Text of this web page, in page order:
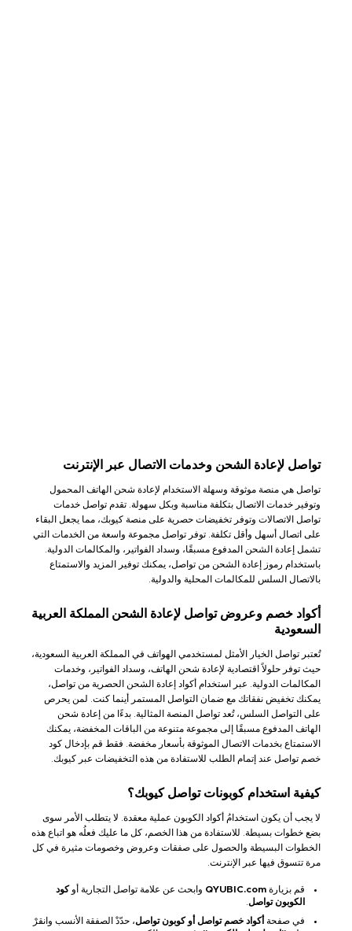
تواصل لإعادة الشحن وخدمات الاتصال عبر الإنترنت
تواصل هي منصة موثوقة وسهلة الاستخدام لإعادة شحن الهاتف المحمول
وتوفير خدمات الاتصال بتكلفة مناسبة وبكل سهولة. تقدم تواصل خدمات
تواصل الاتصالات وتوفر تخفيضات حصرية على منصة كيوبك، مما يجعل البقاء
على اتصال أسهل وأقل تكلفة. توفر تواصل مجموعة واسعة من الخدمات التي
تشمل إعادة الشحن المدفوع مسبقًا، وسداد الفواتير، والمكالمات الدولية.
باستخدام رموز إعادة الشحن من تواصل، يمكنك توفير المزيد والاستمتاع
بالاتصال السلس للمكالمات المحلية والدولية.
أكواد خصم وعروض تواصل لإعادة الشحن المملكة العربية
السعودية
تُعتبر تواصل الخيار الأمثل لمستخدمي الهواتف في المملكة العربية السعودية،
حيث توفر حلولاً اقتصادية لإعادة شحن الهاتف، وسداد الفواتير، وخدمات
المكالمات الدولية. عبر استخدام أكواد إعادة الشحن الحصرية من تواصل،
يمكنك تخفيض نفقاتك مع ضمان التواصل المستمر أينما كنت. لمن يحرص
على التواصل السلس، تُعد تواصل المنصة المثالية. بدءًا من إعادة شحن
الهاتف المدفوع مسبقًا إلى مجموعة متنوعة من الباقات المخفضة، يمكنك
الاستمتاع بخدمات الاتصال الموثوقة بأسعار مخفضة. فقط قم بإدخال كود
خصم تواصل عند إتمام الطلب للاستفادة من هذه التخفيضات عبر كيوبك.
كيفية استخدام كوبونات تواصل كيوبك؟
لا يجب أن يكون استخدامُ أكواد الكوبون عملية معقدة. لا يتطلب الأمر سوى
بضع خطوات بسيطة. للاستفادة من هذا الخصم، كل ما عليك فعلُه هو اتباع هذه
الخطوات البسيطة والحصول على صفقات وعروض وخصومات مثيرة في كل
مرة تتسوق فيها عبر الإنترنت.
قم بزيارة QYUBIC.com وابحث عن علامة تواصل التجارية أوكود
الكوبون تواصل
في صفحة أكواد خصم تواصل أو كوبون تواصل، حدّدْ الصفقة الأنسب وانقرْ